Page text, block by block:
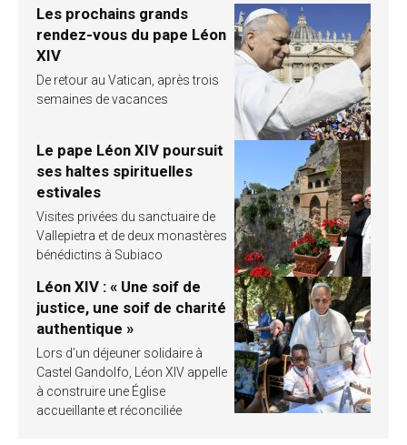
Les prochains grands
rendez-vous du pape Léon
XIV
De retour au Vatican, après trois
semaines de vacances
Le pape Léon XIV poursuit
ses haltes spirituelles
estivales
Visites privées du sanctuaire de
Vallepietra et de deux monastères
bénédictins à Subiaco
Léon XIV : « Une soif de
justice, une soif de charité
authentique »
Lors d’un déjeuner solidaire à
Castel Gandolfo, Léon XIV appelle
à construire une Église
accueillante et réconciliée